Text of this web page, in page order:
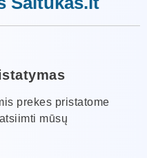
prekes pristatome
mūsų